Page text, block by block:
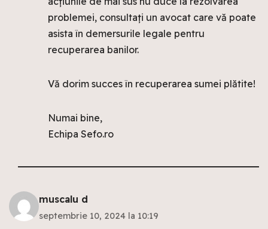
problemei, consultați un avocat care vă poate
asista în demersurile legale pentru
recuperarea banilor.
Vă dorim succes în recuperarea sumei plătite!
Numai bine,
Echipa Sefo.ro
muscalu d
septembrie 10, 2024 la 10:19